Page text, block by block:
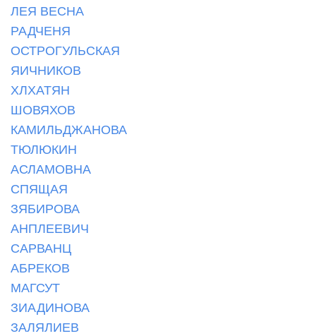
ЛЕЯ ВЕСНА
РАДЧЕНЯ
ОСТРОГУЛЬСКАЯ
ЯИЧНИКОВ
ХЛХАТЯН
ШОВЯХОВ
КАМИЛЬДЖАНОВА
ТЮЛЮКИН
АСЛАМОВНА
СПЯЩАЯ
ЗЯБИРОВА
АНПЛЕЕВИЧ
САРВАНЦ
АБРЕКОВ
МАГСУТ
ЗИАДИНОВА
ЗАЛЯЛИЕВ